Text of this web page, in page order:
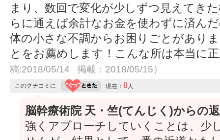
まり、数回で変化が少しずつ見えてき
らに通えば余計なお金を使わずに済ん
体の小さな不調からお困りごとがあり
とをお薦めします！こんな所は本当に
稿:2018/05/14 掲載：2018/05/15）
このクチコミに 現在： 0人
脳幹療術院 天・竺(てんじく)からの
強くアプローチしていくことは、少